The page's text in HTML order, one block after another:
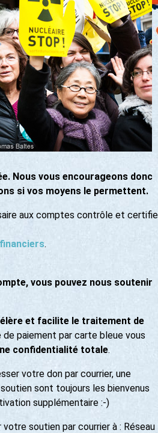
Nous vous encourageons donc
si vos moyens le permettent.
aux comptes contrôle et certifie
.
vous pouvez nous soutenir
et facilite le traitement de
paiement par carte bleue vous
confidentialité totale.
votre don par courrier, une
sont toujours les bienvenus
supplémentaire :-)
soutien par courrier à : Réseau